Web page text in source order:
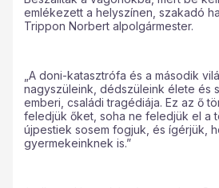
emlékezett a helyszínen, szakadó
Trippon Norbert alpolgármester.
„A doni-katasztrófa és a második
nagyszüleink, dédszüleink élete és
emberi, családi tragédiája. Ez az ő
feledjük őket, soha ne feledjük el a
újpestiek sosem fogjuk, és ígérjük,
gyermekeinknek is.”